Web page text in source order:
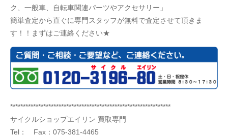
ク、一般車、自転車関連パーツやアクセサリー」
簡単査定から直ぐに専門スタッフが無料で査定させて頂きま
す！！まずはご連絡ください★
***************************************************************
サイクルショップエイリン 買取専門
Tel： Fax：075-381-4465